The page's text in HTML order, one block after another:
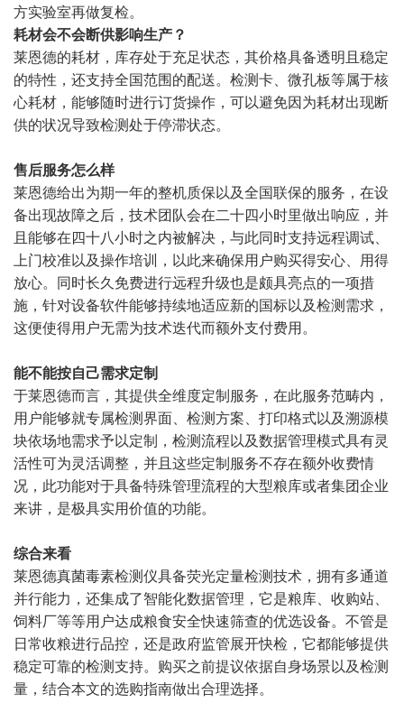
方实验室再做复检。
耗材会不会断供影响生产？
莱恩德的耗材，库存处于充足状态，其价格具备透明且稳定
的特性，还支持全国范围的配送。检测卡、微孔板等属于核
心耗材，能够随时进行订货操作，可以避免因为耗材出现断
供的状况导致检测处于停滞状态。
售后服务怎么样
莱恩德给出为期一年的整机质保以及全国联保的服务，在设
备出现故障之后，技术团队会在二十四小时里做出响应，并
且能够在四十八小时之内被解决，与此同时支持远程调试、
上门校准以及操作培训，以此来确保用户购买得安心、用得
放心。同时长久免费进行远程升级也是颇具亮点的一项措
施，针对设备软件能够持续地适应新的国标以及检测需求，
这便使得用户无需为技术迭代而额外支付费用。
能不能按自己需求定制
于莱恩德而言，其提供全维度定制服务，在此服务范畴内，
用户能够就专属检测界面、检测方案、打印格式以及溯源模
块依场地需求予以定制，检测流程以及数据管理模式具有灵
活性可为灵活调整，并且这些定制服务不存在额外收费情
况，此功能对于具备特殊管理流程的大型粮库或者集团企业
来讲，是极具实用价值的功能。
综合来看
莱恩德真菌毒素检测仪具备荧光定量检测技术，拥有多通道
并行能力，还集成了智能化数据管理，它是粮库、收购站、
饲料厂等等用户达成粮食安全快速筛查的优选设备。不管是
日常收粮进行品控，还是政府监管展开快检，它都能够提供
稳定可靠的检测支持。购买之前提议依据自身场景以及检测
量，结合本文的选购指南做出合理选择。